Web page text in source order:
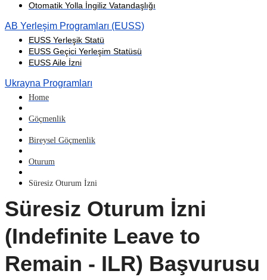
Otomatik Yolla İngiliz Vatandaşlığı
AB Yerleşim Programları (EUSS)
EUSS Yerleşik Statü
EUSS Geçici Yerleşim Statüsü
EUSS Aile İzni
Ukrayna Programları
Home
Göçmenlik
Bireysel Göçmenlik
Oturum
Süresiz Oturum İzni
Süresiz Oturum İzni
(Indefinite Leave to
Remain - ILR) Başvurusu